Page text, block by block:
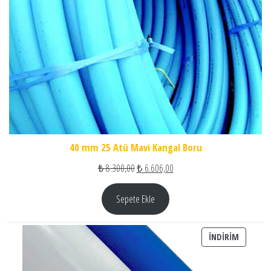
40 mm 25 Atü Mavi Kangal Boru
₺8.300,00Orijinal fiyat: ₺ 8.300,00.
₺6.606,00Şu andaki fiyat: ₺ 6.606,00.
Sepete Ekle
İNDIRIM